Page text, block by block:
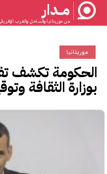
مــدار
من موريتانيا والساحل والغرب
موريتانيا
الحكومة تكشف
بوزارة الثقافة